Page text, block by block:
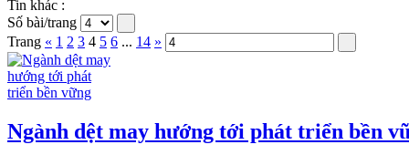
Tin khác :
Số bài/trang
Trang « 1 2 3 4 5 6 ... 14 »
Ngành dệt may hướng tới phát triển bền